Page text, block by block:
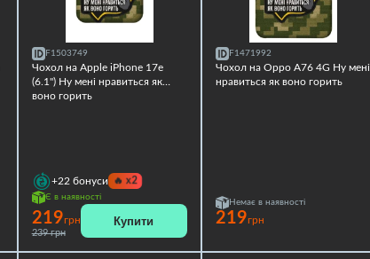
F1503749
Чохол на Apple iPhone 17e
(6.1") Ну мені нравиться як
воно горить
+22 бонуси 🔥 x2
Є в наявності
219грн
239 грн
Купити
F1471992
Чохол на Oppo A76 4G Ну мені
нравиться як воно горить
Немає в наявності
219грн